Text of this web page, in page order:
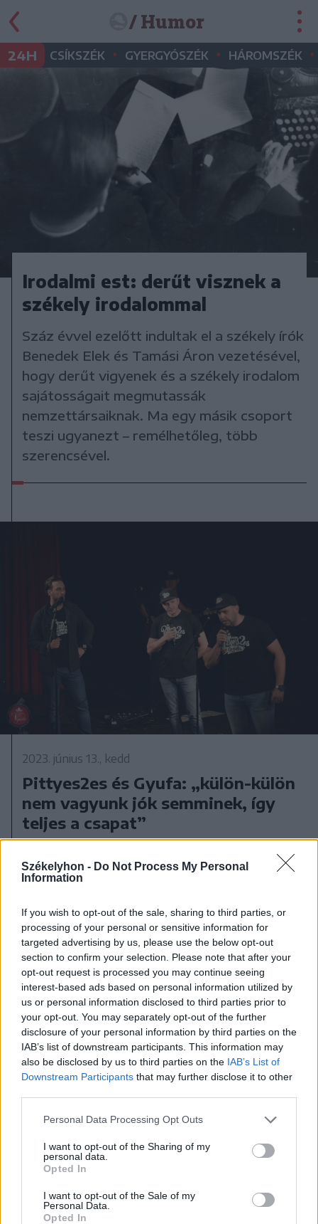
Székelyhon - Do Not Process My Personal
Information
If you wish to opt-out of the sale, sharing to third parties, or
processing of your personal or sensitive information for
targeted advertising by us, please use the below opt-out
section to confirm your selection. Please note that after your
opt-out request is processed you may continue seeing
interest-based ads based on personal information utilized by
us or personal information disclosed to third parties prior to
your opt-out. You may separately opt-out of the further
disclosure of your personal information by third parties on the
IAB’s list of downstream participants. This information may
also be disclosed by us to third parties on the IAB’s List of
Downstream Participants that may further disclose it to other
Personal Data Processing Opt Outs
I want to opt-out of the Sharing of my
personal data.
Opted In
I want to opt-out of the Sale of my
Personal Data.
Opted In
/ Humor
24H CSÍKSZÉK • GYERGYÓSZÉK • HÁROMSZÉK •
Irodalmi est: derűt visznek a
székely irodalommal
Száz évvel ezelőtt indultak el a székely írók
Benedek Elek és Tamási Áron vezetésével,
hogy derűt vigyenek és a székely irodalom
sajátosságait megmutassák
nemzettársaiknak. Ma egy másik csoport
teszi ugyanezt – remélhetőleg, több
szerencsével.
2023. június 13., kedd
Pittyes2es és Gyufa: „külön-külön
nem vagyunk jók semminek, így
teljes a csapat”
Hasznos
Impresszum
Szerzői jogok
Adatvédelmi tájékoztató
Hozzászólási szabályzat
Nyomtatott lapjaink archívuma
Székely Hírmondó archívuma
Médiaajánlat